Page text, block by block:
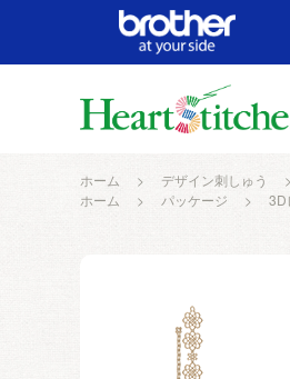
ホーム > デザイン刺しゅう >
ホーム
> パッケージ > 3D